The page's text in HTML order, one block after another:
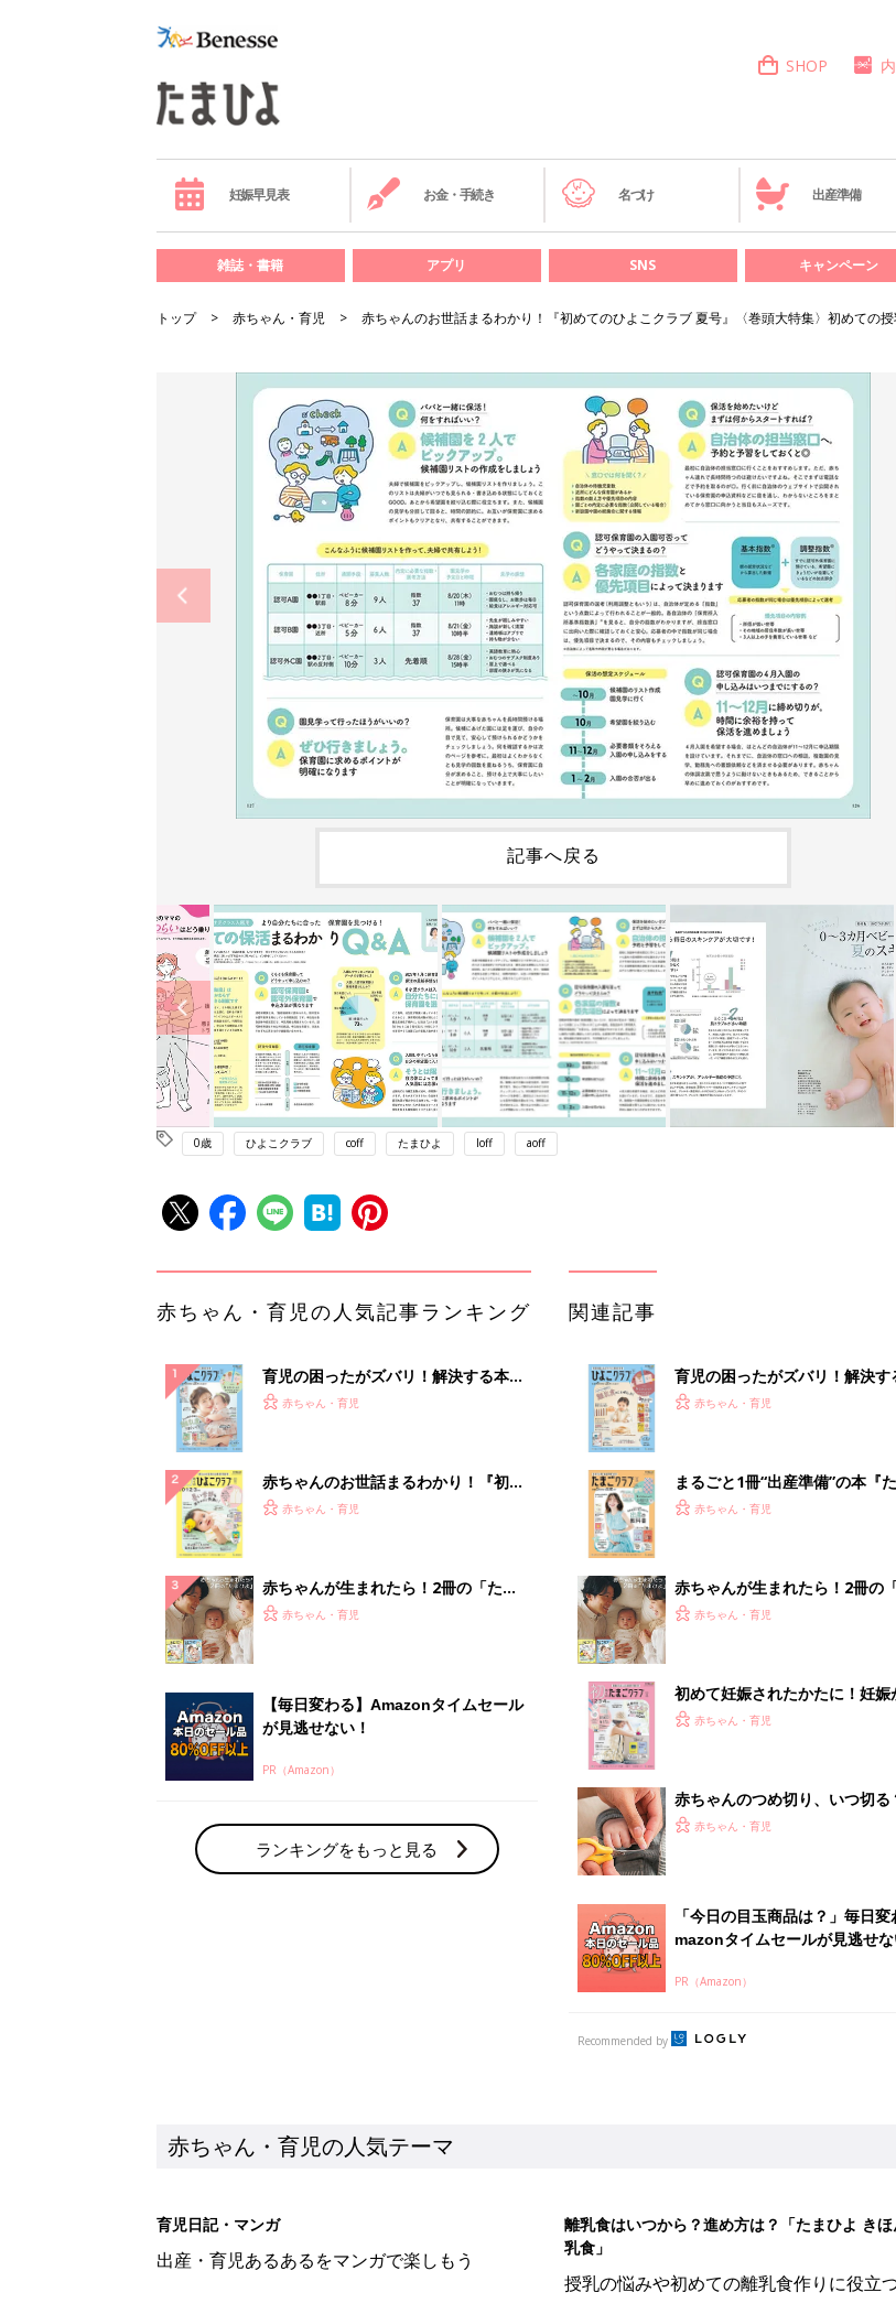
SHOP
妊娠早見表 お金・手続き 名づけ 出産準備
雑誌・書籍 アプリ SNS キャンペーン
トップ 赤ちゃん・育児 赤ちゃんのお世話まるわかり！『初めてのひよこクラブ 夏号』〈巻頭大特集〉初めての
記事へ戻る
0歳 ひよこクラブ coff たまひよ loff aoff
赤ちゃん・育児の人気記事ランキング
育児の困ったがズバリ！解決する本
『ひよこクラブ 夏号』 4カ月～2才
赤ちゃん・育児
赤ちゃんのお世話まるわかり！『初め
てのひよこクラブ 夏号』〈巻頭大特
赤ちゃん・育児
赤ちゃんが生まれたら！2冊の「たま
ひよ」
赤ちゃん・育児
【毎日変わる】Amazonタイムセール
が見逃せない！
PR（Amazon）
ランキングをもっと見る
関連記事
育児の困ったがズバリ！解決す
『ひよこクラブ 秋号』 4カ月
赤ちゃん・育児
まるごと1冊“出産準備”の本『
クラブ 夏号』〈スペシャル大特
赤ちゃん・育児
赤ちゃんが生まれたら！2冊の
ひよ」
赤ちゃん・育児
初めて妊娠されたかたに！妊娠
ったら最初に読む本『初めての
赤ちゃん・育児
赤ちゃんのつめ切り、いつ切る
切る？コツ＆やりがちNG2選【
赤ちゃん・育児
「今日の目玉商品は？」毎日変
mazonタイムセールが見逃せ
PR（Amazon）
Recommended by
赤ちゃん・育児の人気テーマ
育児日記・マンガ
出産・育児あるあるをマンガで楽しもう
離乳食はいつから？進め方は？「たまひよ き
乳食」
授乳の悩みや初めての離乳食作りに役立